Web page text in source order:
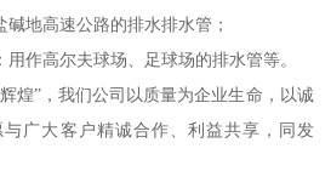
地高速公路的排水排水管；
作高尔夫球场、足球场的排水管等。
煌”，我们公司以质量为企业生命，以诚
广大客户精诚合作、利益共享，同发